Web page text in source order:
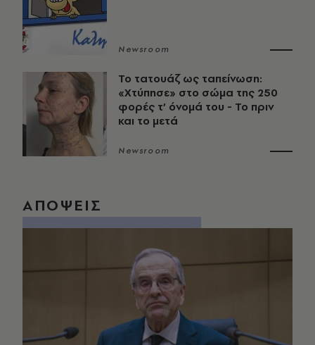
Newsroom
Το τατουάζ ως ταπείνωση:
«Χτύπησε» στο σώμα της 250
φορές τ’ όνομά του - Το πριν
και το μετά
Newsroom
ΑΠΟΨΕΙΣ